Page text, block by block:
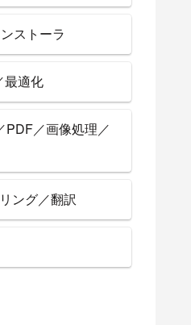
ストーラ
最適化
PDF／画像処理／
ング／翻訳